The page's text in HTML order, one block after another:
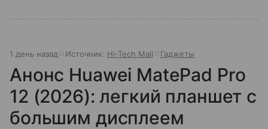
1 день назад Источник: Hi-Tech Mail Гаджеты
Анонс Huawei MatePad Pro
12 (2026): легкий планшет с
большим дисплеем